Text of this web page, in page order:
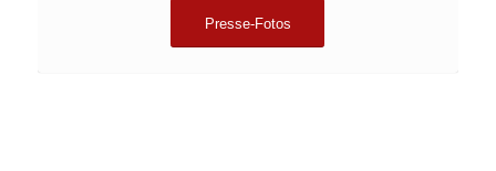
Presse-Fotos